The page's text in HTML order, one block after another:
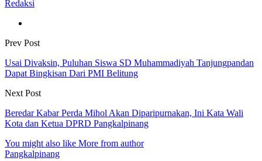
Redaksi
Prev Post
Usai Divaksin, Puluhan Siswa SD Muhammadiyah Tanjungpandan
Dapat Bingkisan Dari PMI Belitung
Next Post
Beredar Kabar Perda Mihol Akan Diparipurnakan, Ini Kata Wali
Kota dan Ketua DPRD Pangkalpinang
You might also like More from author
Pangkalpinang